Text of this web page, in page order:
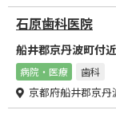
石原歯科医院
船井郡京丹波町付
病院・医療 歯科
京都府船井郡京丹